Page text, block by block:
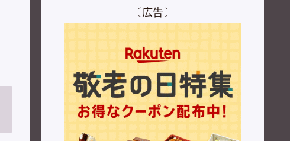
〔広告〕